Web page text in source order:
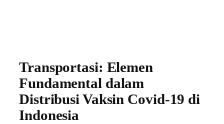
Transportasi: Elemen
Fundamental dalam
Distribusi Vaksin Covid-19 di
Indonesia